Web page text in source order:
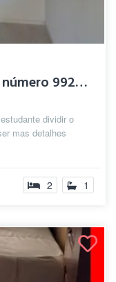
aluguel da casa e racha meu número 99265...
dividir o
mas detalhes
2 1